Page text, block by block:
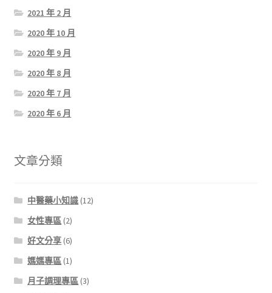
2021 年 2 月
2020 年 10 月
2020 年 9 月
2020 年 8 月
2020 年 7 月
2020 年 6 月
文章分類
中醫藥小知識 (12)
女性專區 (2)
好文分享 (6)
媽媽專區 (1)
月子調理專區 (3)